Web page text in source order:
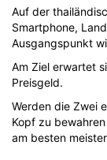
Auf der
Smartphone,
Ausgangspunkt
Am Ziel erwartet
Preisgeld.
Werden die Zwei
Kopf zu
am besten